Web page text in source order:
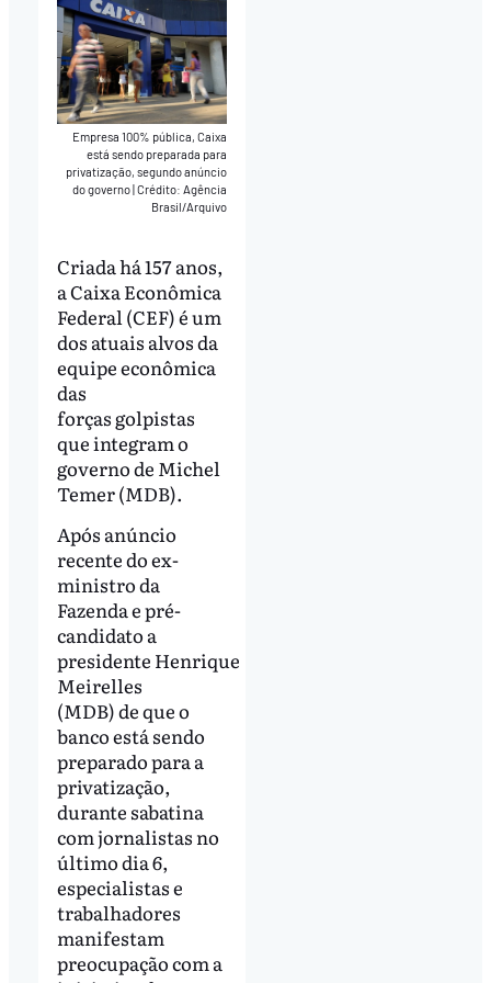
Empresa 100% pública, Caixa
está sendo preparada para
privatização, segundo anúncio
do governo Crédito: Agência
Brasil/Arquivo
Criada há 157 anos,
a Caixa Econômica
Federal (CEF) é um
dos atuais alvos da
equipe econômica
das
forças golpistas
que integram o
governo de Michel
Temer (MDB).
Após anúncio
recente do ex-
ministro da
Fazenda e pré-
candidato a
presidente Henrique
Meirelles
(MDB) de que o
banco está sendo
preparado para a
privatização,
durante sabatina
com jornalistas no
último dia 6,
especialistas e
trabalhadores
manifestam
preocupação com a